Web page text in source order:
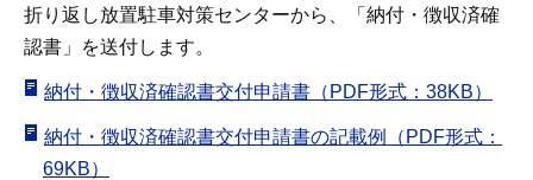
折り返し放置駐車対策センターから、「納付・徴収済確
認書」を送付します。
納付・徴収済確認書交付申請書（PDF形式：38KB）
納付・徴収済確認書交付申請書の記載例（PDF形式：
69KB）